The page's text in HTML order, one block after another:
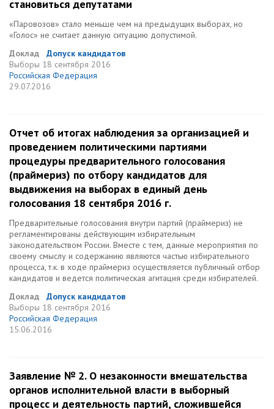
становиться депутатами
«Паровозов» стало меньше чем на предыдущих выборах, но
«Голос» не считает данную ситуацию допустимой.
Доклад
Допуск кандидатов
Выборы 18 сентября 2016
Российская Федерация
29.07.2016
Отчет об итогах наблюдения за организацией и
проведением политическими партиями
процедуры предварительного голосования
(праймериз) по отбору кандидатов для
выдвижения на выборах в единый день
голосования 18 сентября 2016 г.
Предварительные голосования внутри партий (праймериз) не
регламентированы действующим избирательным
законодательством России. Вместе с тем, данные мероприятия по
своему смыслу и содержанию являются частью избирательного
процесса, т.к. в ходе праймериз осуществляется публичный отбор
кандидатов и ведется политическая агитация среди избирателей.
Доклад
Допуск кандидатов
Выборы 18 сентября 2016
Российская Федерация
15.06.2016
Заявление № 2. О незаконности вмешательства
органов исполнительной власти в выборный
процесс и деятельность партий, сложившейся